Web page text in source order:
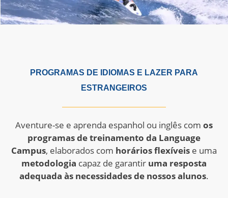
PROGRAMAS DE IDIOMAS E LAZER PARA
ESTRANGEIROS
Aventure-se e aprenda espanhol ou inglês com os
programas de treinamento da Language
Campus, elaborados com horários flexíveis e uma
metodologia capaz de garantir uma resposta
adequada às necessidades de nossos alunos.